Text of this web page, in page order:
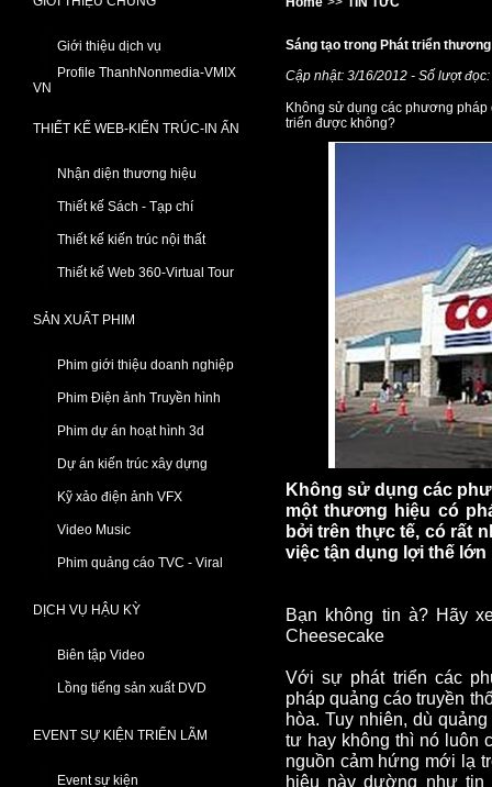
Giới thiệu dịch vụ
Profile ThanhNonmedia-VMIX
VN
THIẾT KẾ WEB-KIẾN TRÚC-IN ẤN
Nhận diện thương hiệu
Thiết kế Sách - Tạp chí
Thiết kế kiến trúc nội thất
Thiết kế Web 360-Virtual Tour
SẢN XUẤT PHIM
Phim giới thiệu doanh nghiệp
Phim Điện ảnh Truyền hình
Phim dự án hoạt hình 3d
Dự án kiến trúc xây dựng
Kỹ xảo điện ảnh VFX
Video Music
Phim quảng cáo TVC - Viral
DỊCH VỤ HẬU KỲ
Biên tập Video
Lồng tiếng sản xuất DVD
EVENT SỰ KIỆN TRIỂN LÃM
Event sự kiện
Sáng tạo trong Phát triển
Cập nhật: 3/16/2012 - Số lượt
Không sử dụng các phương
triển được không?
Không sử dụng các
một thương hiệu có
bởi trên thực tế, có rất
việc tận dụng lợi thế
Bạn không tin à? Hãy
Cheesecake
Với sự phát triển các
pháp quảng cáo truyền
hòa. Tuy nhiên, dù
tư hay không thì nó luôn
nguồn cảm hứng mới lạ
hiệu này dường như